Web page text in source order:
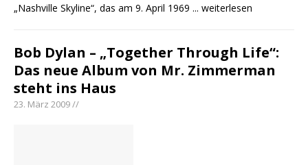
„Nashville Skyline“, das am 9. April 1969 ... weiterlesen
Bob Dylan – „Together Through Life“:
Das neue Album von Mr. Zimmerman
steht ins Haus
23. März 2009 //